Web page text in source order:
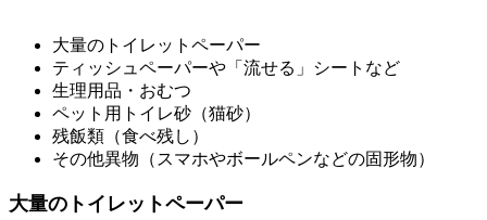
大量のトイレットペーパー
ティッシュペーパーや「流せる」シートなど
生理用品・おむつ
ペット用トイレ砂（猫砂）
残飯類（食べ残し）
その他異物（スマホやボールペンなどの固形物）
大量のトイレットペーパー